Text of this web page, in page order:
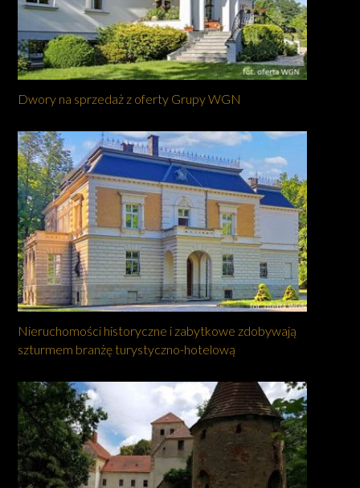
Dwory na sprzedaż z oferty Grupy WGN
Nieruchomości historyczne i zabytkowe zdobywają
szturmem branżę turystyczno-hotelową